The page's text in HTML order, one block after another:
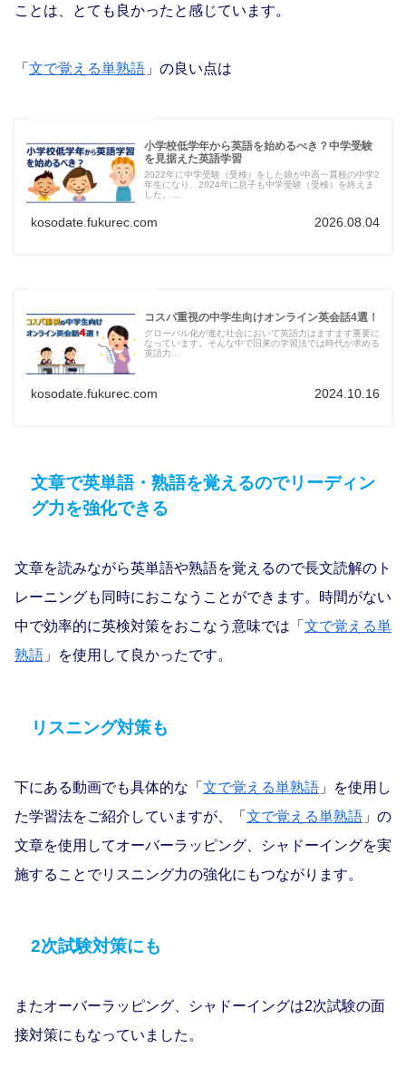
ことは、とても良かったと感じています。
「 文で覚える単熟語 」の良い点は
小学校低学年から英語を始めるべき？中学受験
を見据えた英語学習
2022年に中学受験（受検）をした娘が中高一貫校の中学2
年生になり、2024年に息子も中学受験（受検）を終えま
した。...
kosodate.fukurec.com 2026.08.04
コスパ重視の中学生向けオンライン英会話4選！
グローバル化が進む社会において英語力はますます重要に
なっています。そんな中で旧来の学習法では時代が求める
英語力...
kosodate.fukurec.com 2024.10.16
文章で英単語・熟語を覚えるのでリーディン
グ力を強化できる
文章を読みながら英単語や熟語を覚えるので長文読解のト
レーニングも同時におこなうことができます。時間がない
中で効率的に英検対策をおこなう意味では「 文で覚える単
熟語 」を使用して良かったです。
リスニング対策も
下にある動画でも具体的な「 文で覚える単熟語 」を使用し
た学習法をご紹介していますが、「 文で覚える単熟語 」の
文章を使用してオーバーラッピング、シャドーイングを実
施することでリスニング力の強化にもつながります。
2次試験対策にも
またオーバーラッピング、シャドーイングは2次試験の面
接対策にもなっていました。